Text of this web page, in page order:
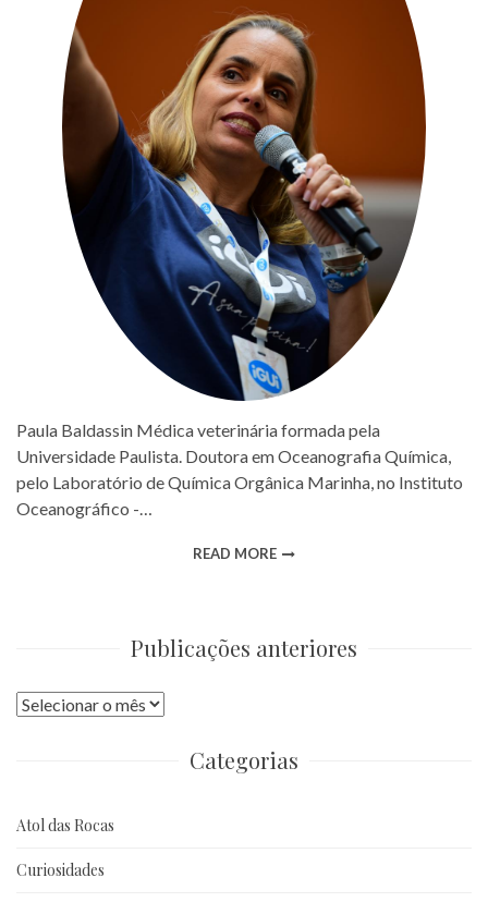
Paula Baldassin Médica veterinária formada pela
Universidade Paulista. Doutora em Oceanografia Química,
pelo Laboratório de Química Orgânica Marinha, no Instituto
Oceanográfico -…
READ MORE
Publicações anteriores
Publicações
Categorias
Atol das Rocas
Curiosidades